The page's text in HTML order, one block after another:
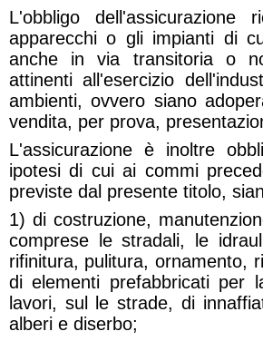
L'obbligo
apparecchi o gli impianti di
anche in via transitoria o
attinenti all'esercizio
ambienti, ovvero siano
vendita, per prova,
L'assicurazione è inoltre
ipotesi di cui ai commi
previste dal presente titolo,
1) di costruzione,
comprese le stradali, le
rifinitura, pulitura, ornamento,
di elementi prefabbricati per
lavori, sul le strade, di
alberi e diserbo;